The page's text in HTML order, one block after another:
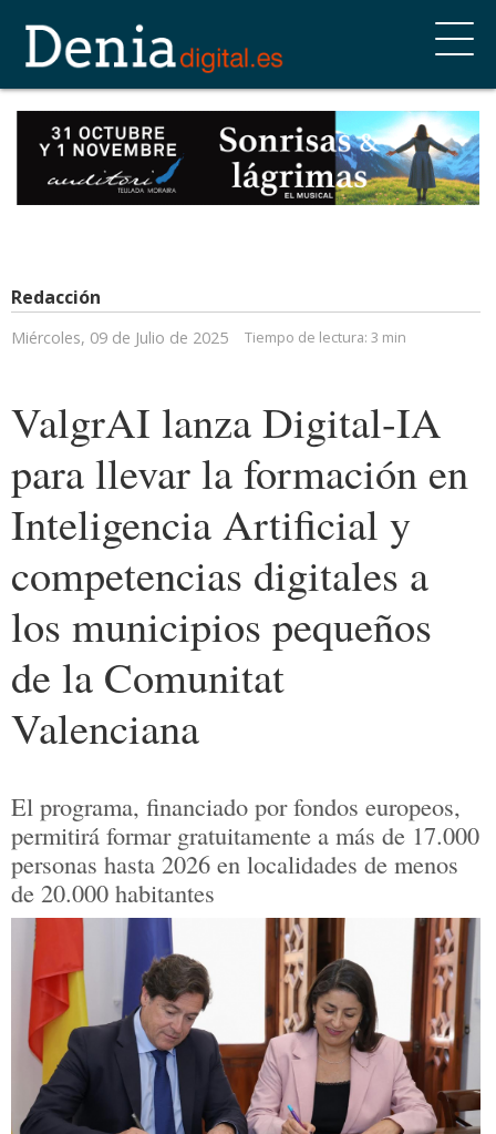
Redacción
Miércoles, 09 de Julio de 2025 Tiempo de lectura: 3 min
ValgrAI lanza Digital-IA
para llevar la formación en
Inteligencia Artificial y
competencias digitales a
los municipios pequeños
de la Comunitat
Valenciana
El programa, financiado por fondos europeos,
permitirá formar gratuitamente a más de 17.000
personas hasta 2026 en localidades de menos
de 20.000 habitantes